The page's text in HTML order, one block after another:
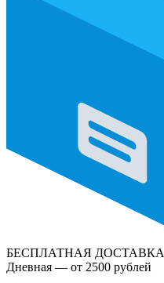
БЕСПЛАТНАЯ ДОСТАВКА
Дневная — от 2500 рублей